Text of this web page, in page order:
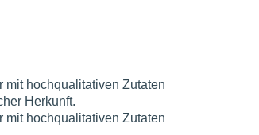
mit hochqualitativen Zutaten
Herkunft.
mit hochqualitativen Zutaten